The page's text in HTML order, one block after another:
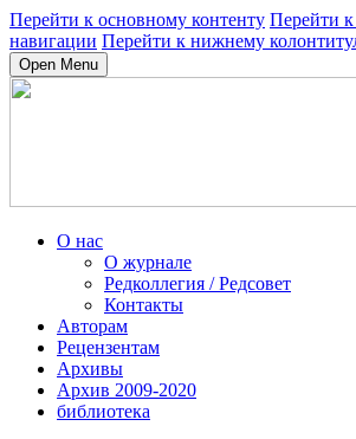
Перейти к основному контенту Перейти
навигации Перейти к нижнему
Open Menu
О нас
О журнале
Редколлегия / Редсовет
Контакты
Авторам
Рецензентам
Архивы
Архив 2009-2020
библиотека